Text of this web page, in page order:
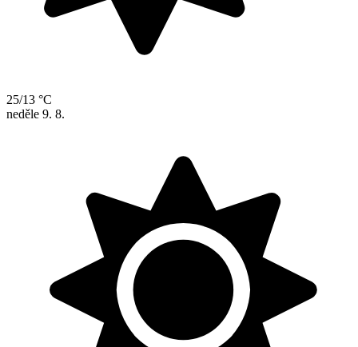
25/13 °C
neděle 9. 8.